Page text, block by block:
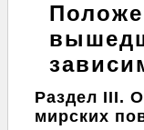
Раздел III.
мирских